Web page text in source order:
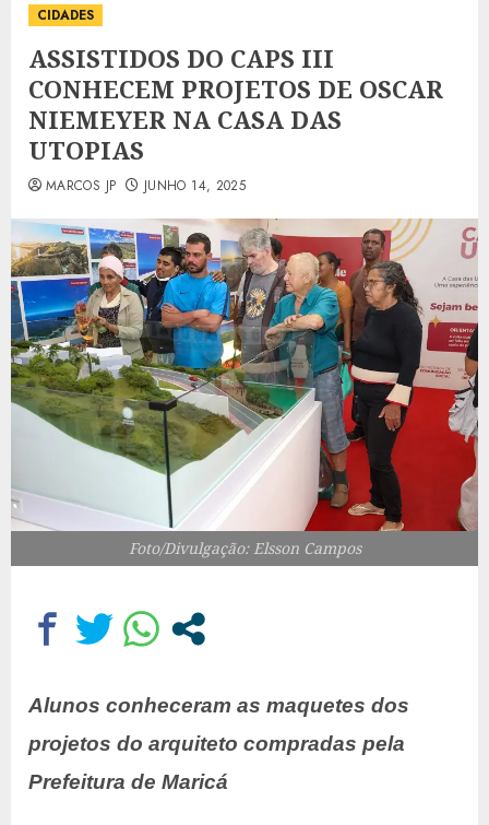
CIDADES
ASSISTIDOS DO CAPS III
CONHECEM PROJETOS DE OSCAR
NIEMEYER NA CASA DAS
UTOPIAS
MARCOS JP JUNHO 14, 2025
Foto/Divulgação: Elsson Campos
Alunos conheceram as maquetes dos
projetos do arquiteto compradas pela
Prefeitura de Maricá